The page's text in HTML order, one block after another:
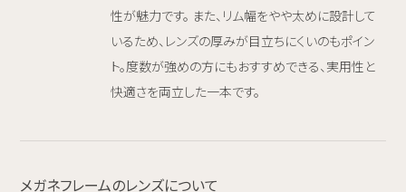
性が魅力です。 また、リム幅をやや太めに設計して
いるため、レンズの厚みが目立ちにくいのもポイン
ト。度数が強めの方にもおすすめできる、実用性と
快適さを両立した一本です。
メガネフレームのレンズについて